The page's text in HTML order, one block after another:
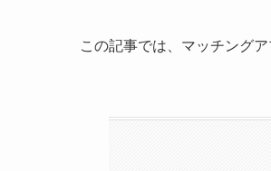
この記事では、マッチング